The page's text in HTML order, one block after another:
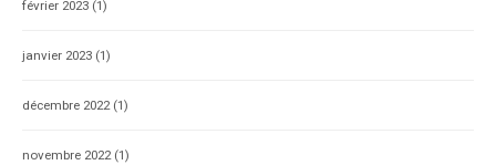
février 2023 (1)
janvier 2023 (1)
décembre 2022(1)
novembre 2022(1)